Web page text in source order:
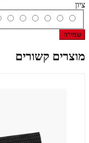
ציון
שמירה
מוצרים קשורים